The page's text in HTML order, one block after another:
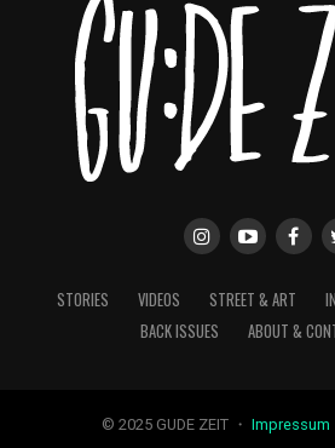
STORIES VIDEOS STREET & ART
BACK ISSUES
ABOUT &
© 2025 GUDE ZEIT ・ Impressum